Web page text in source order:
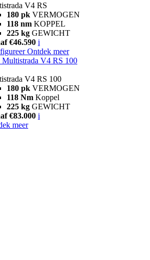
V4 RS
180 pk VERMOGEN
118 nm KOPPEL
225 kg GEWICHT
€46.590 i
Ontdek meer
Multistrada V4 RS 100
V4 RS 100
180 pk VERMOGEN
118 Nm Koppel
225 kg GEWICHT
€83.000 i
meer